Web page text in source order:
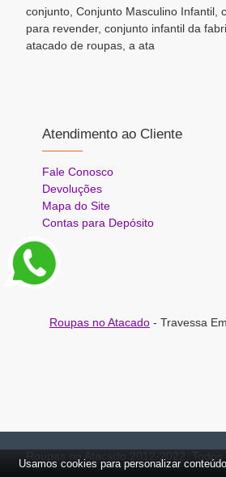
conjunto, Conjunto Masculino Infantil,
para revender, conjunto infantil da
atacado de roupas, a ata
Atendimento ao Cliente
Fale Conosco
Devoluções
Mapa do Site
Contas para Depósito
Roupas no Atacado- Travessa
Usamos cookies para personalizar